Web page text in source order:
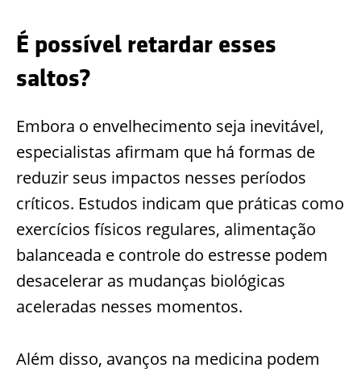
É possível retardar esses
saltos?
Embora o envelhecimento seja inevitável,
especialistas afirmam que há formas de
reduzir seus impactos nesses períodos
críticos. Estudos indicam que práticas como
exercícios físicos regulares, alimentação
balanceada e controle do estresse podem
desacelerar as mudanças biológicas
aceleradas nesses momentos.
Além disso, avanços na medicina podem